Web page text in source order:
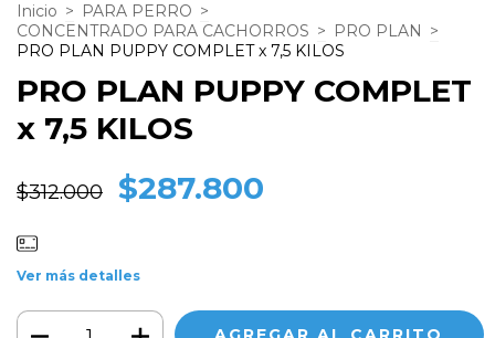
Inicio > PARA PERRO >
CONCENTRADO PARA CACHORROS > PRO PLAN >
PRO PLAN PUPPY COMPLET x 7,5 KILOS
PRO PLAN PUPPY COMPLET
x 7,5 KILOS
$312.000 $287.800
Ver más detalles